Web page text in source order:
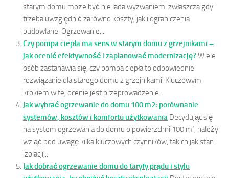
starym domu może być nie lada wyzwaniem, zwłaszcza gdy
trzeba uwzględnić zarówno koszty, jak i ograniczenia
budowlane. Ogrzewanie...
Czy pompa ciepła ma sens w starym domu z grzejnikami –
jak ocenić efektywność i zaplanować modernizację? Wiele
osób zastanawia się, czy pompa ciepła to odpowiednie
rozwiązanie dla starego domu z grzejnikami. Kluczowym
krokiem w tej ocenie jest przeprowadzenie...
Jak wybrać ogrzewanie do domu 100 m2: porównanie
systemów, kosztów i komfortu użytkowania Decydując się
na system ogrzewania do domu o powierzchni 100 m², należy
wziąć pod uwagę kilka kluczowych czynników, takich jak stan
izolacji,...
Jak dobrać ogrzewanie domu do taryfy prądu i stylu